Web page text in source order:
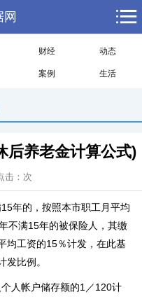
财经 动态
案例 生活
后养老金计算公式)
击： 次
年的，按照本市职工月平均
不满15年的被保险人，其缴
均工资的15％计发，在此基
比例。
人帐户储存额的1／120计